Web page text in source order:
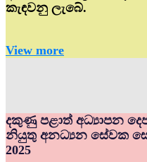
කැඳවනු ලැබේ.
View more
දකුණු පළාත් අධ්‍යාපන
නියුතු අනධ්‍යන සේවක
2025